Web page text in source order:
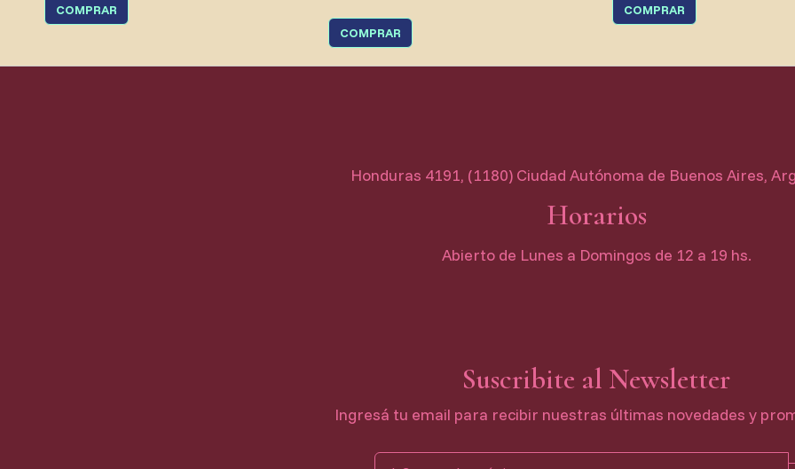
COMPRAR
COMPRAR
COMPRAR
Honduras 4191, (1180) Ciudad Autónoma de Buenos Aires,
Horarios
Abierto de Lunes a Domingos de 12 a 19 hs.
Suscribite al Newsletter
Ingresá tu email para recibir nuestras últimas novedades y